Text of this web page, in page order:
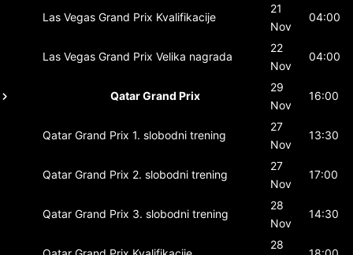
Las Vegas Grand Prix Kvalifikacije
21
Nov
04:00
Las Vegas Grand Prix Velika nagrada
22
Nov
04:00
Qatar Grand Prix
29
Nov
16:00
Qatar Grand Prix 1. slobodni trening
27
Nov
13:30
Qatar Grand Prix 2. slobodni trening
27
Nov
17:00
Qatar Grand Prix 3. slobodni trening
28
Nov
14:30
28